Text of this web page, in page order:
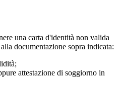
una carta d'identità non valida
documentazione sopra indicata:
attestazione di soggiorno in